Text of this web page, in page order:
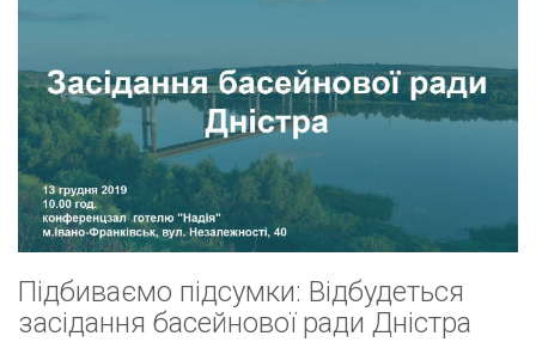
Підбиваємо підсумки: Відбудеться
засідання басейнової ради Дністра